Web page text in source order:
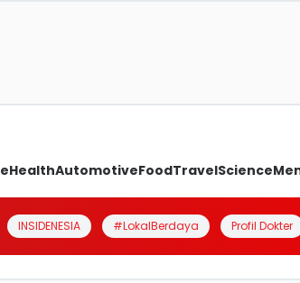
HealthAutomotiveFoodTravelScience
INSIDENESIA #LokalBerdaya Profil Dokter